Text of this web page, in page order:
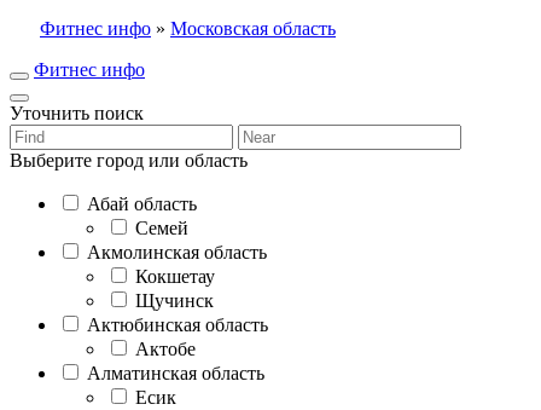
Фитнес инфо » Московская область
Фитнес инфо
Уточнить поиск
Выберите город или область
Абай область
Семей
Акмолинская область
Кокшетау
Щучинск
Актюбинская область
Актобе
Алматинская область
Есик